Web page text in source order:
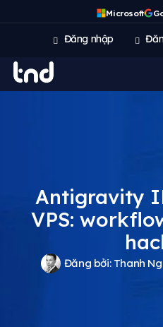
Microsoft
Đăng nhập
Antigravity
VPS:
Đăng bởi: Thanh